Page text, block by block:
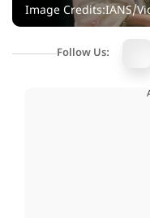
Image Credits:IANS/
Follow Us: